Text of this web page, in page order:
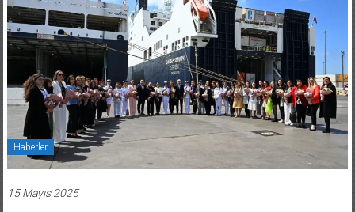
Haberler
15 Mayıs 2025